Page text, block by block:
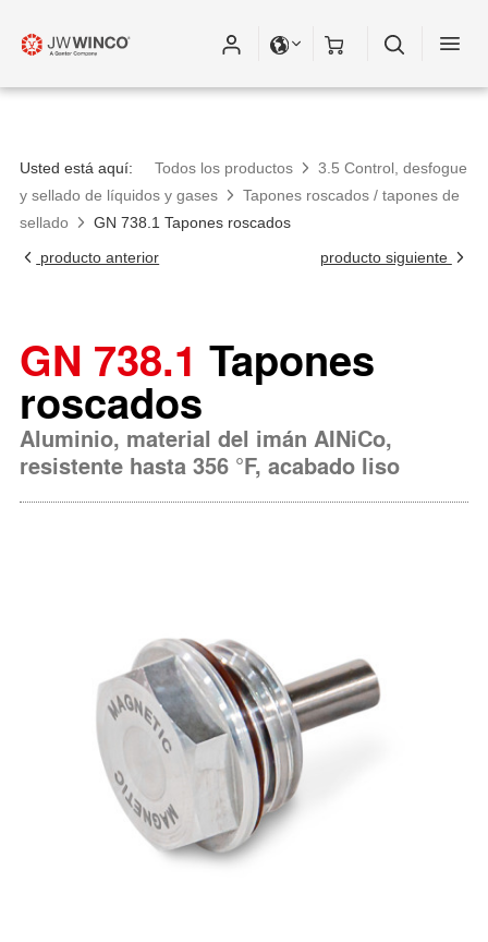
Usted está aquí: Todos los productos
3.5 Control, desfogue
y sellado de líquidos y gases
Tapones roscados / tapones de
sellado
GN 738.1 Tapones roscados
producto anterior
producto siguiente
GN 738.1 Tapones
roscados
Aluminio, material del imán AINiCo,
resistente hasta 356 °F, acabado liso